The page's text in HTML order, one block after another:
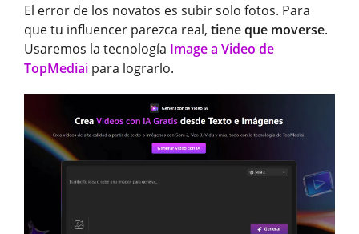
El error de los novatos es subir solo fotos. Para
que tu influencer parezca real, tiene que moverse.
Usaremos la tecnología Image a Video de
TopMediai para lograrlo.